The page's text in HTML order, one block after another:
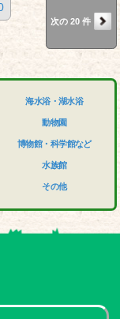
次の 20 件
海水浴・湖水浴
動物園
博物館・科学館など
水族館
その他